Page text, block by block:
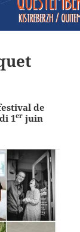
de
1er juin